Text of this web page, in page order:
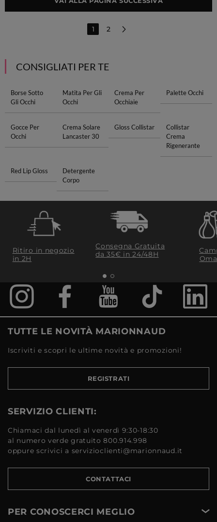
1 2
CONSIGLIATI PER TE
Borse Sotto
Gli Occhi
Matita Per Gli
Occhi
Crema Per
Occhiaie
Palette Occhi
Gocce Per
Occhi
Crema Solare
Lancaster 30
Gloss Collistar
Collistar
Crema
Rigenerante
Red Lip Gloss
Detergente
Corpo
Ritiro in negozio
in 2H
Consegna Gratuita
da 35€​ in 24/48H
TUTTE LE NOVITÀ MARIONNAUD
Iscriviti e scopri le ultime novità e promozioni!
REGISTRATI
SERVIZIO CLIENTI:
Chiamaci dal lunedì al venerdì 9:30-18:30
al numero verde gratuito 800.914.998
oppure scrivici a servizioclienti@marionnaud.it
CONTATTACI
PER CONOSCERCI MEGLIO